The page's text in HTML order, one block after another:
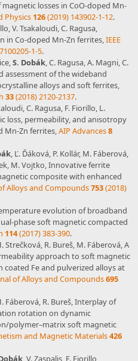
losses in CoO-doped Mn-
Physics 126(2019) 143902-1-12.
V. Tsakaloudi, C. Ragusa,
in Co-doped Mn-Zn ferrites,IEEE
1-5.
S. Dobák, C. Ragusa, A. Magni, C.
assessment of the wideband
alloys and soft ferrites,
33(2018) 2120-2137.
C. Ragusa, F. Fiorillo, L.
loss, permeability, and anisotropy
Mn-Zn ferrites,AIP Advances8
, Ľ. Ďáková, P. Kollár, M. Fáberová,
M. Vojtko, Innovative ferrite
composite with enhanced
Alloys and Compounds753(2018)
evolution of broadband
phase soft magnetic compacted
114(2017) 383-390.
Strečková, R. Bureš, M. Fáberová, A
approach to soft magnetic
coated Fe and pulverized alloys at
of Alloys and Compounds695
Fáberová, R. Bureš, Interplay of
rotation on dynamic
polymer–matrix soft magnetic
and Magnetic Materials426
, V. Zaspalis, F. Fiorillo,